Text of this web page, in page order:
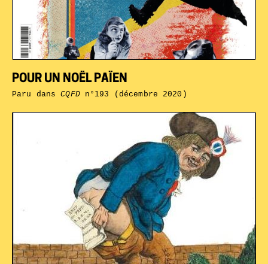
POUR UN NOËL PAÏEN
Paru dansCQFDn°193 (décembre 2020)